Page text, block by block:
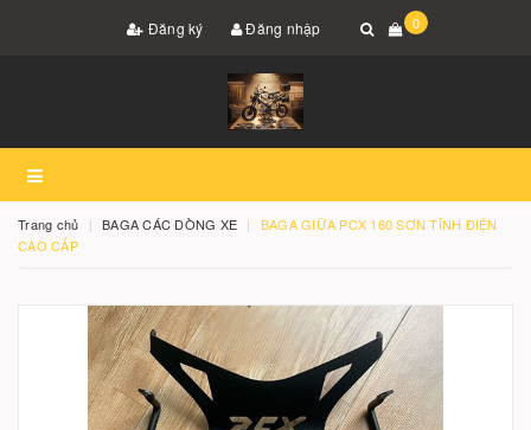
Đăng ký Đăng nhập 0
Trang chủ BAGA CÁC DÒNG XE
BAGA GIỮA PCX 160 SƠN TĨNH ĐIỆN
CAO CẤP